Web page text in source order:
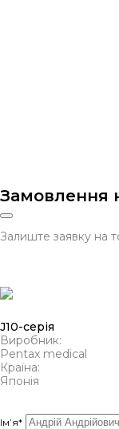
Замовлення
Залиште заявку на
J10-серія
Виробник:
Pentax medical
Країна:
Японія
Ім’я*